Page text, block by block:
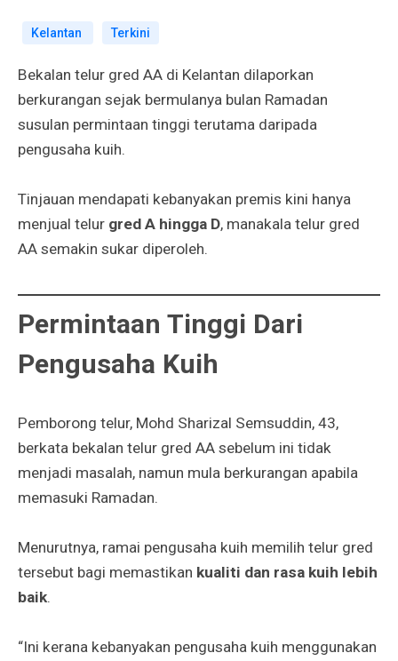
Kelantan Terkini
Bekalan telur gred AA di Kelantan dilaporkan
berkurangan sejak bermulanya bulan Ramadan
susulan permintaan tinggi terutama daripada
pengusaha kuih.
Tinjauan mendapati kebanyakan premis kini hanya
menjual telur gred A hingga D, manakala telur gred
AA semakin sukar diperoleh.
Permintaan Tinggi Dari
Pengusaha Kuih
Pemborong telur, Mohd Sharizal Semsuddin, 43,
berkata bekalan telur gred AA sebelum ini tidak
menjadi masalah, namun mula berkurangan apabila
memasuki Ramadan.
Menurutnya, ramai pengusaha kuih memilih telur gred
tersebut bagi memastikan kualiti dan rasa kuih lebih
baik.
“Ini kerana kebanyakan pengusaha kuih menggunakan